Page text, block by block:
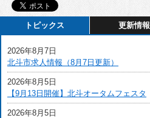
トピックス 更新情報
2026年8月7日
北斗市求人情報（8月7日更新）
2026年8月5日
【9月13日開催】北斗オータムフェスタ
2026年8月5日